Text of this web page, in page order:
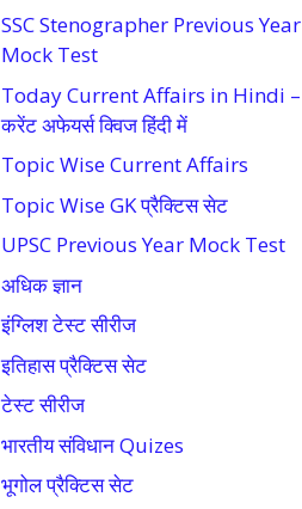
SSC Stenographer Previous Year
Mock Test
Today Current Affairs in Hindi –
करेंट अफेयर्स क्विज हिंदी में
Topic Wise Current Affairs
Topic Wise GK प्रैक्टिस सेट
UPSC Previous Year Mock Test
अधिक ज्ञान
इंग्लिश टेस्ट सीरीज
इतिहास प्रैक्टिस सेट
टेस्ट सीरीज
भारतीय संविधान Quizes
भूगोल प्रैक्टिस सेट